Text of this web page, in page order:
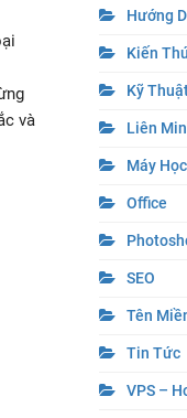
và
Hướng
Kiến
Kỹ
Liên
Máy
Office
SEO
Tên
Tin Tức
VPS –